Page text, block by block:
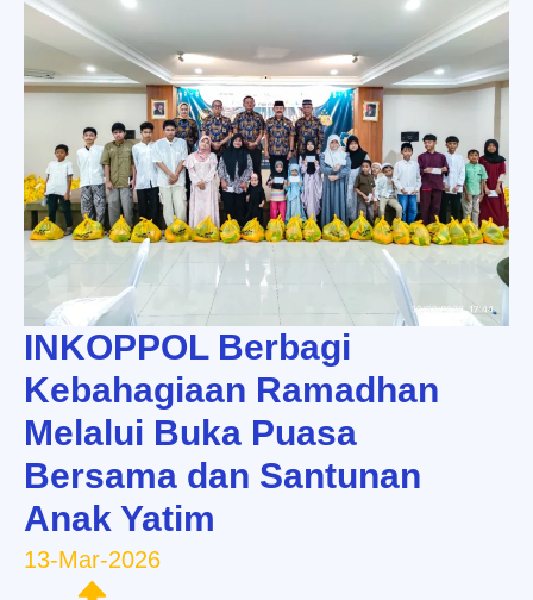
INKOPPOL Berbagi
Kebahagiaan Ramadhan
Melalui Buka Puasa
Bersama dan Santunan
Anak Yatim
13-Mar-2026